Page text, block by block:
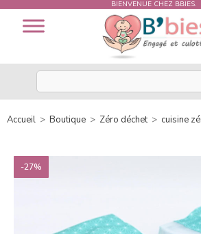
BIENVENUE CHEZ BBIES.
Accueil > Boutique > Zéro déchet > cuisine
-27%